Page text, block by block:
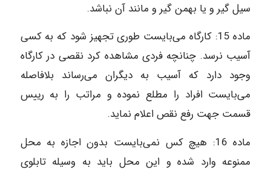
سیل گیر و یا بهمن گیر و مانند آن نباشد.
ماده‌ 15: کارگاه می‌بایست طوری تجهیز شود که به کسی
آسیب نرسد. چنانچه فردی مشاهده کرد نقصی در کارگاه
وجود دارد که آسیب به دیگران می‌رساند بلافاصله
می‌بایست افراد را مطلع نموده و مراتب را به رییس
قسمت جهت رفع نقص اعلام نماید.
ماده‌ 16: هیچ کس نمی‌بایست بدون اجازه به محل
ممنوعه وارد شده و این محل باید به وسیله تابلوی